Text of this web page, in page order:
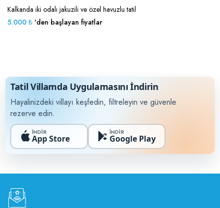
Kalkanda iki odalı jakuzili ve özel havuzlu tatil
5.000 ₺ 'den başlayan fiyatlar
Tatil Villamda Uygulamasını İndirin
Hayalinizdeki villayı keşfedin, filtreleyin ve güvenle
rezerve edin.
İNDİR
App Store
İNDİR
Google Play